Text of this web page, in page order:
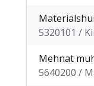
5320101 /
Mehnat
5640200 /